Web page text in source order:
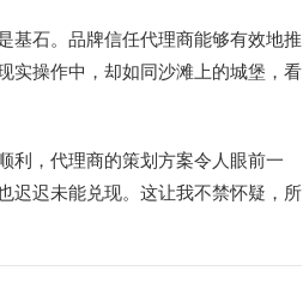
基石。品牌信任代理商能够有效地推
实操作中，却如同沙滩上的城堡，看
利，代理商的策划方案令人眼前一
迟迟未能兑现。这让我不禁怀疑，所